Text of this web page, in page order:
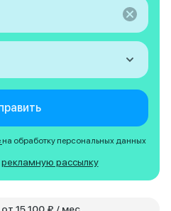
на обработку персональных данных
рекламную рассылку